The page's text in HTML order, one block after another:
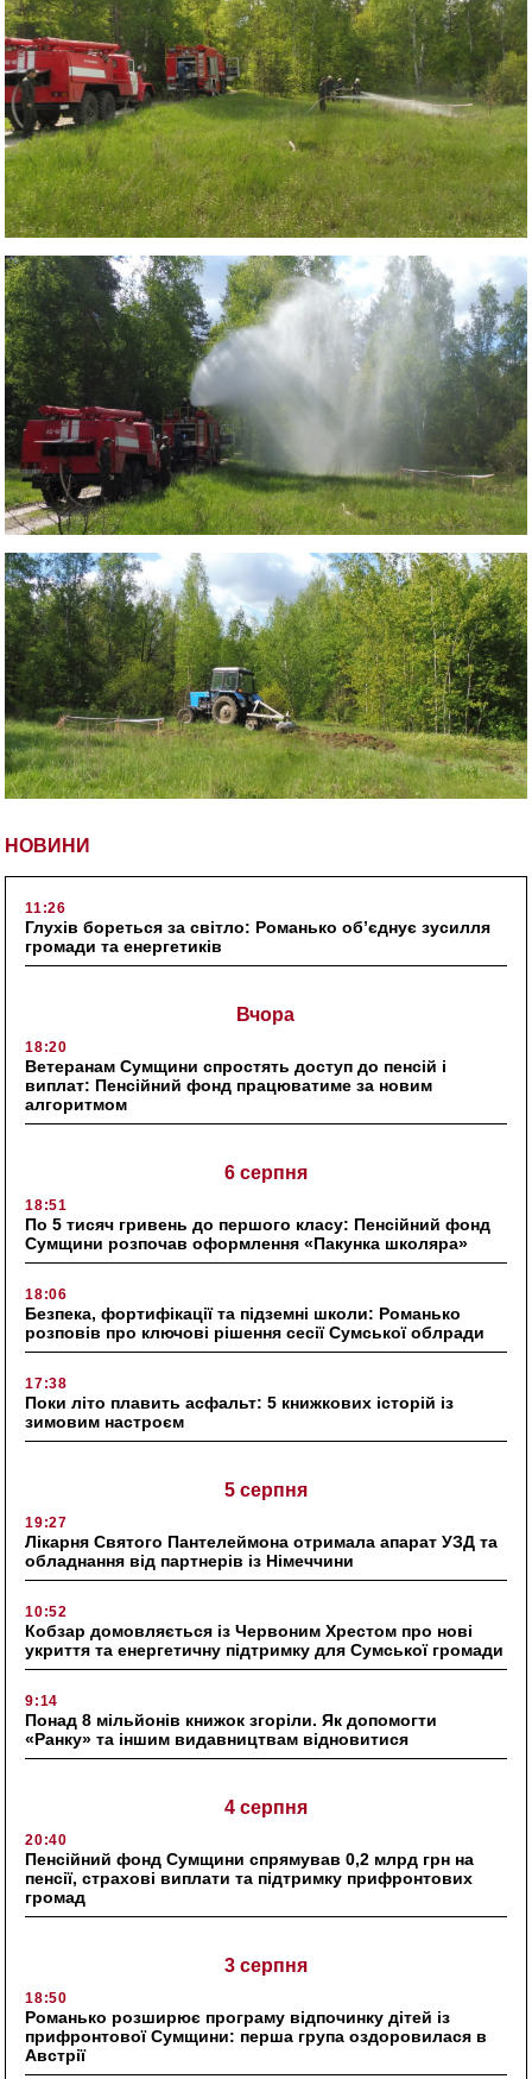
НОВИНИ
11:26
Глухів бореться за світло: Романько об’єднує зусилля
громади та енергетиків
Вчора
18:20
Ветеранам Сумщини спростять доступ до пенсій і
виплат: Пенсійний фонд працюватиме за новим
алгоритмом
6 серпня
18:51
По 5 тисяч гривень до першого класу: Пенсійний фонд
Сумщини розпочав оформлення «Пакунка школяра»
18:06
Безпека, фортифікації та підземні школи: Романько
розповів про ключові рішення сесії Сумської облради
17:38
Поки літо плавить асфальт: 5 книжкових історій із
зимовим настроєм
5 серпня
19:27
Лікарня Святого Пантелеймона отримала апарат УЗД та
обладнання від партнерів із Німеччини
10:52
Кобзар домовляється із Червоним Хрестом про нові
укриття та енергетичну підтримку для Сумської громади
9:14
Понад 8 мільйонів книжок згоріли. Як допомогти
«Ранку» та іншим видавництвам відновитися
4 серпня
20:40
Пенсійний фонд Сумщини спрямував 0,2 млрд грн на
пенсії, страхові виплати та підтримку прифронтових
громад
3 серпня
18:50
Романько розширює програму відпочинку дітей із
прифронтової Сумщини: перша група оздоровилася в
Австрії